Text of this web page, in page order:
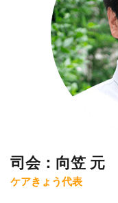
司会：向笠 元
ケアきょう代表